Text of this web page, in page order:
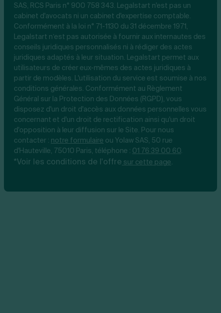
SAS, RCS Paris n° 900 758 343. Legalstart n'est pas un
cabinet d'avocats ni un cabinet d'expertise comptable.
Conformément à la loi n° 71-1130 du 31 décembre 1971,
Legalstart n’est pas autorisée à fournir aux internautes des
conseils juridiques personnalisés ni à rédiger des actes
juridiques adaptés à leur situation. Legalstart permet aux
utilisateurs de créer eux-mêmes des actes juridiques à
partir de modèles. L'utilisation du service est soumise à nos
conditions générales. Conformément au Règlement
Général sur la Protection des Données (RGPD), vous
disposez d'un droit d'accès aux données personnelles vous
concernant et d'un droit de rectification ainsi qu'un droit
d'opposition à leur diffusion sur le Site. Pour nous
contacter : notre formulaire ou Yolaw SAS, 50 rue
d'Hauteville, 75010 Paris, téléphone : 01 76 39 00 60.
*Voir les conditions de l'offre sur cette page.